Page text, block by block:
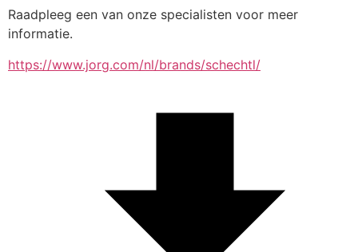
Raadpleeg een van onze specialisten voor meer
informatie.
https://www.jorg.com/nl/brands/schechtl/